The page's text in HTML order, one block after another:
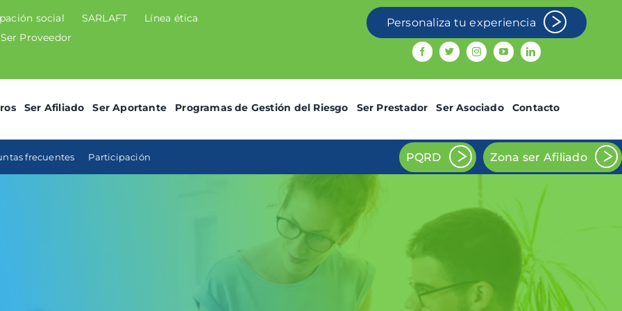
social SARLAFT
Línea ética
Ser Proveedor
Personaliza tu experiencia
Ser Afiliado Ser Aportante Programas de Gestión del Riesgo Ser Prestador Ser Asociado Contacto
frecuentes Participación PQRD Zona ser Afiliado